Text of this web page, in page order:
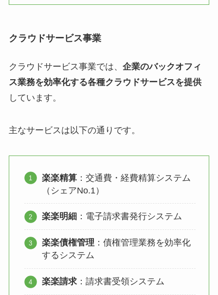
クラウドサービス事業
クラウドサービス事業では、 企業のバックオフィ
ス業務を効率化する各種クラウドサービスを提供
しています。
主なサービスは以下の通りです。
楽楽精算 ：交通費・経費精算システム
（シェアNo.1）
楽楽明細 ：電子請求書発行システム
楽楽債権管理 ：債権管理業務を効率化
するシステム
楽楽請求 ：請求書受領システム